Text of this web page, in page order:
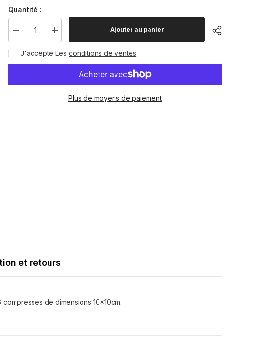
Quantité :
Diminuer
la
quantité
pour
Boite
Augmenter
la
quantité
pour
Boite
réutilisables
Chaud/Froid
Ajouter au panier
J'accepte Les conditions de ventes
Plus de moyens de paiement
et retours
de dimensions 10x10cm.